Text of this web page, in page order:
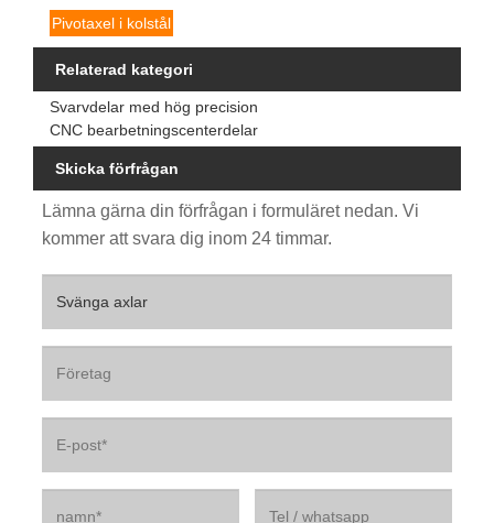
Pivotaxel i kolstål
Relaterad kategori
Svarvdelar med hög precision
CNC bearbetningscenterdelar
Skicka förfrågan
Lämna gärna din förfrågan i formuläret nedan. Vi
kommer att svara dig inom 24 timmar.